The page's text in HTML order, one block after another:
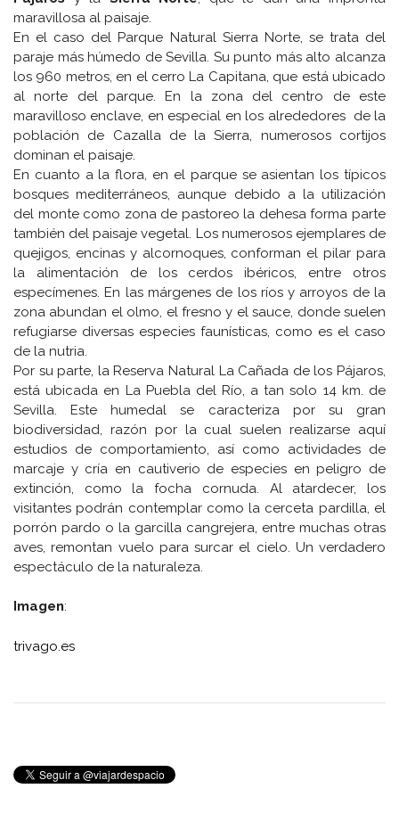
maravillosa al paisaje.
En el caso del Parque Natural Sierra Norte, se trata del
paraje más húmedo de Sevilla. Su punto más alto alcanza
los 960 metros, en el cerro La Capitana, que está ubicado
al norte del parque. En la zona del centro de este
maravilloso enclave, en especial en los alrededores de la
población de Cazalla de la Sierra, numerosos cortijos
dominan el paisaje.
En cuanto a la flora, en el parque se asientan los típicos
bosques mediterráneos, aunque debido a la utilización
del monte como zona de pastoreo la dehesa forma parte
también del paisaje vegetal. Los numerosos ejemplares de
quejigos, encinas y alcornoques, conforman el pilar para
la alimentación de los cerdos ibéricos, entre otros
especímenes. En las márgenes de los ríos y arroyos de la
zona abundan el olmo, el fresno y el sauce, donde suelen
refugiarse diversas especies faunísticas, como es el caso
de la nutria.
Por su parte, la Reserva Natural La Cañada de los Pájaros,
está ubicada en La Puebla del Río, a tan solo 14 km. de
Sevilla. Este humedal se caracteriza por su gran
biodiversidad, razón por la cual suelen realizarse aquí
estudios de comportamiento, así como actividades de
marcaje y cría en cautiverio de especies en peligro de
extinción, como la focha cornuda. Al atardecer, los
visitantes podrán contemplar como la cerceta pardilla, el
porrón pardo o la garcilla cangrejera, entre muchas otras
aves, remontan vuelo para surcar el cielo. Un verdadero
espectáculo de la naturaleza.
Imagen:
trivago.es